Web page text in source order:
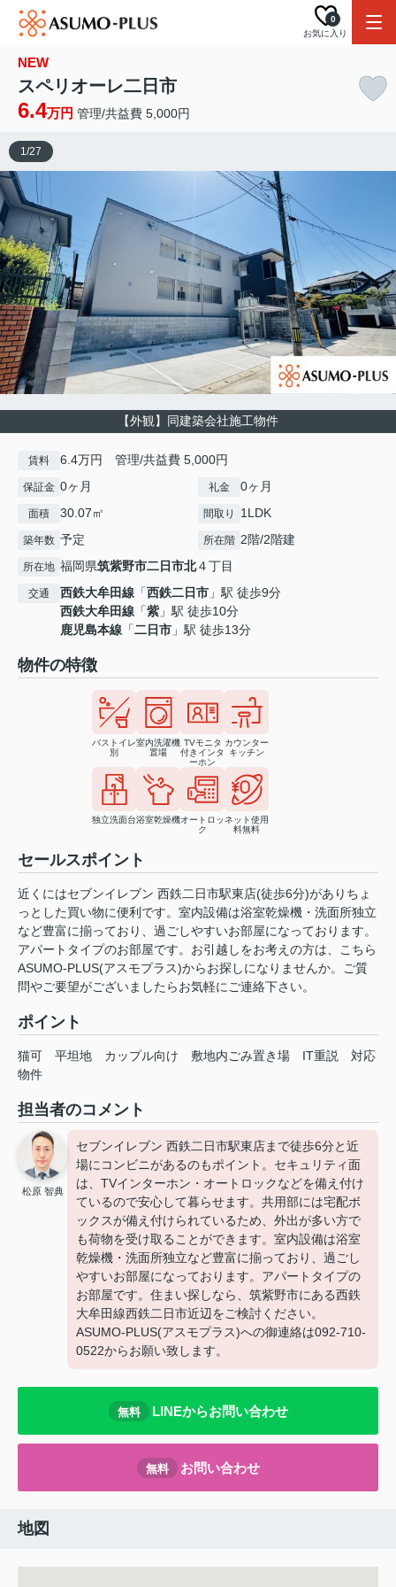
お気に入り
0
NEW
スペリオーレ二日市
6.4万円 管理/共益費 5,000円
【外観】同建築会社施工物件
1/27
賃料 6.4万円 管理/共益費 5,000円
保証金 0ヶ月 礼金 0ヶ月
面積 30.07㎡ 間取り 1LDK
築年数 予定 所在階 2階/2階建
所在地 福岡県筑紫野市二日市北４丁目
交通 西鉄大牟田線 「西鉄二日市 」駅 徒歩9分
西鉄大牟田線 「紫」駅 徒歩10分
鹿児島本線 「二日市 」駅 徒歩13分
物件の特徴
バストイレ
別
室内洗濯機
置場
TVモニタ
付きインタ
ーホン
カウンター
キッチン
独立洗面台浴室乾燥機オートロッ
ク
ネット使用
料無料
セールスポイント
近くにはセブンイレブン 西鉄二日市駅東店(徒歩6分)がありちょ
っとした買い物に便利です。室内設備は浴室乾燥機・洗面所独立
など豊富に揃っており、過ごしやすいお部屋になっております。
アパートタイプのお部屋です。お引越しをお考えの方は、こちら
ASUMO-PLUS(アスモプラス)からお探しになりませんか。ご質
問やご要望がございましたらお気軽にご連絡下さい。
ポイント
猫可 平坦地 カップル向け 敷地内ごみ置き場 IT重説
対応
物件
担当者のコメント
松原 智典
セブンイレブン 西鉄二日市駅東店まで徒歩6分と近
場にコンビニがあるのもポイント。セキュリティ面
は、TVインターホン・オートロックなどを備え付け
ているので安心して暮らせます。共用部には宅配ボ
ックスが備え付けられているため、外出が多い方で
も荷物を受け取ることができます。室内設備は浴室
乾燥機・洗面所独立など豊富に揃っており、過ごし
やすいお部屋になっております。アパートタイプの
お部屋です。住まい探しなら、筑紫野市にある西鉄
大牟田線西鉄二日市近辺をご検討ください。
ASUMO-PLUS(アスモプラス)への御連絡は092-710-
0522からお願い致します。
無料 LINEからお問い合わせ
無料 お問い合わせ
地図